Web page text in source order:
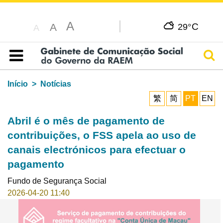
A A A 29°C
Índice
Início
Notícias
繁
简 PT EN
Abril é o mês de pagamento de
contribuições, o FSS apela ao uso de
canais electrónicos para efectuar o
pagamento
Fundo de Segurança Social
2026-04-20 11:40